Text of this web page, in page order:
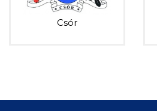
Csór